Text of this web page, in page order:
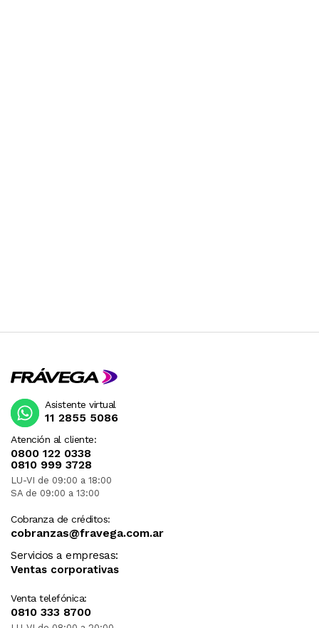
Atención al cliente:
0800 122 0338
0810 999 3728
LU-VI de 09:00 a 18:00
SA de 09:00 a 13:00
Cobranza de créditos:
cobranzas@fravega.com.ar
Servicios a empresas:
Ventas corporativas
Venta telefónica:
0810 333 8700
Asistente virtual
11 2855 5086